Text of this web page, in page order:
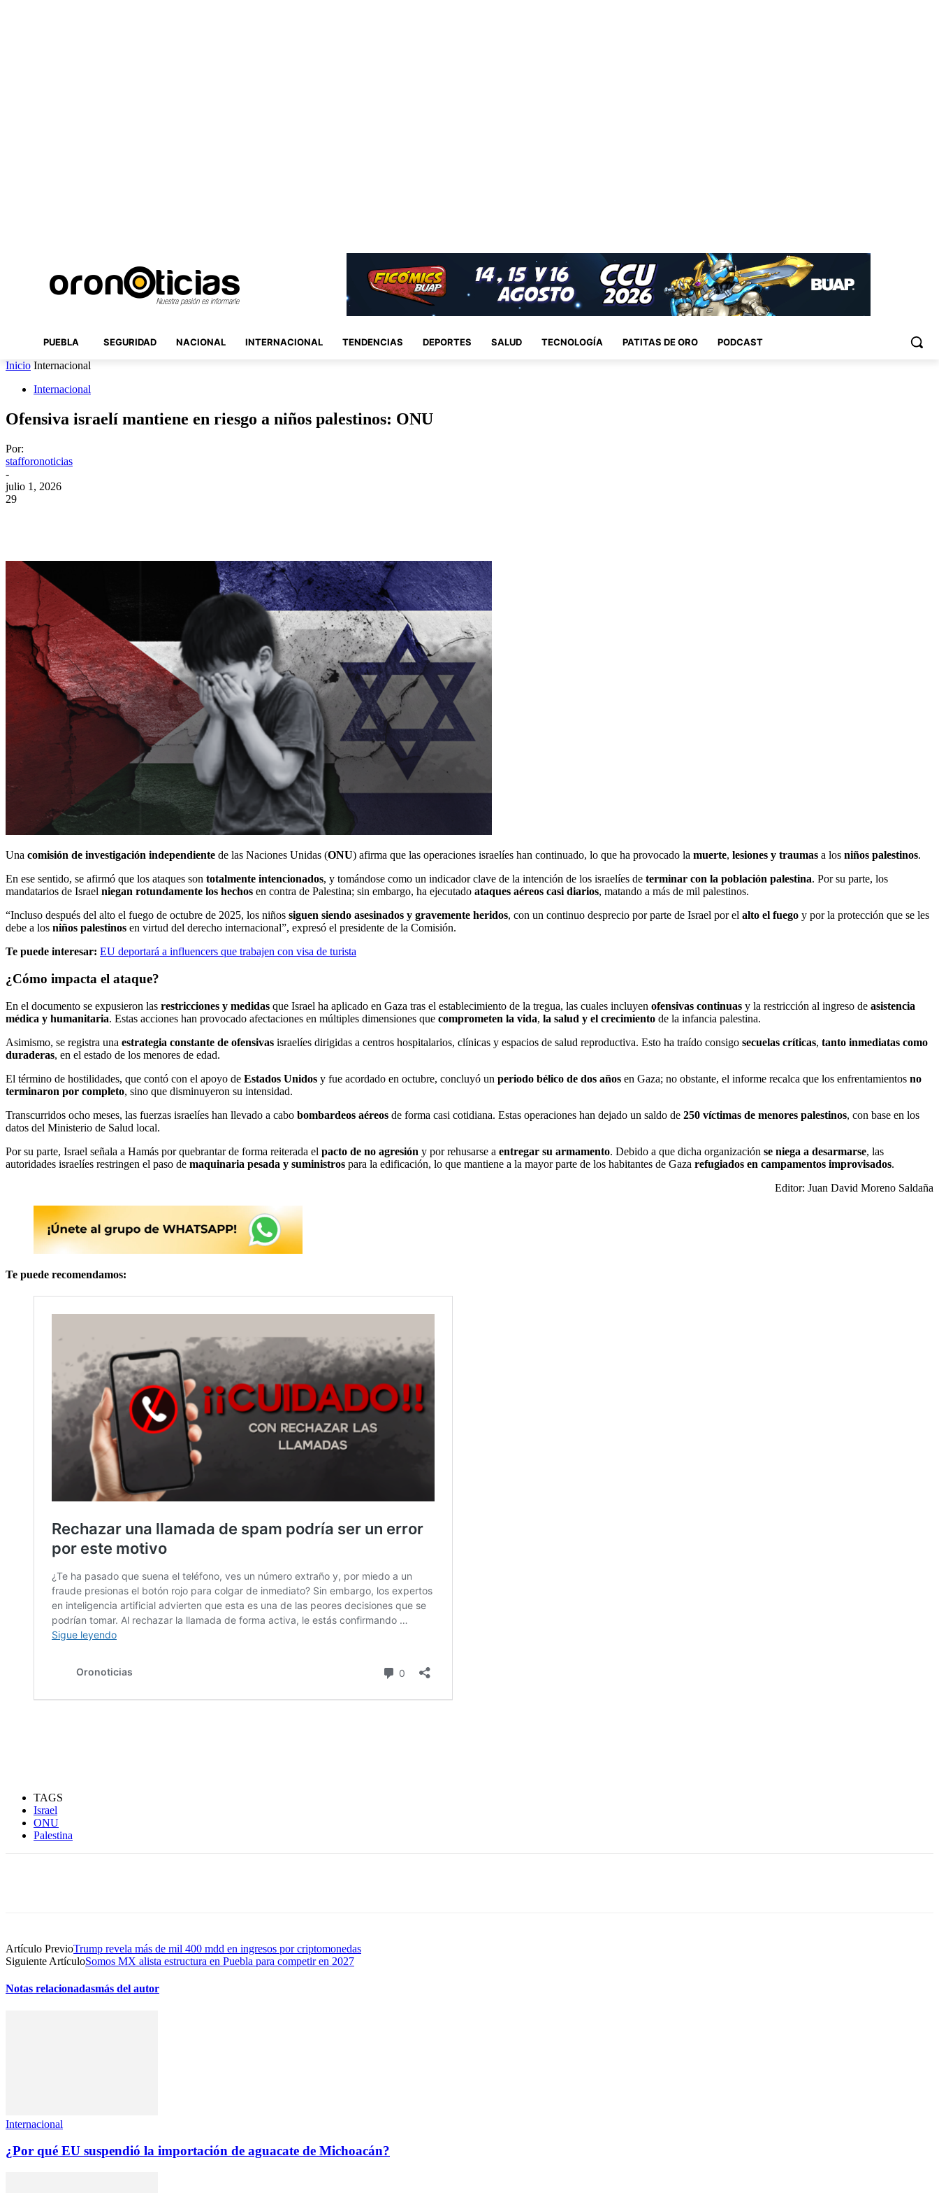
PUEBLA SEGURIDAD NACIONAL INTERNACIONAL TENDENCIAS DEPORTES SALUD TECNOLOGÍA PATITAS DE ORO PODCAST
Inicio Internacional
Internacional
Ofensiva israelí mantiene en riesgo a niños palestinos: ONU
Por:
stafforonoticias
-
julio 1, 2026
29
Una comisión de investigación independiente de las Naciones Unidas (ONU) afirma que las operaciones israelíes han continuado, lo que ha provocado la muerte, lesiones y traumas a los niños palestinos.
En ese sentido, se afirmó que los ataques son totalmente intencionados, y tomándose como un indicador clave de la intención de los israelíes de terminar con la población palestina. Por su parte, los
mandatarios de Israel niegan rotundamente los hechos en contra de Palestina; sin embargo, ha ejecutado ataques aéreos casi diarios, matando a más de mil palestinos.
“Incluso después del alto el fuego de octubre de 2025, los niños siguen siendo asesinados y gravemente heridos, con un continuo desprecio por parte de Israel por el alto el fuego y por la protección que se les
debe a los niños palestinos en virtud del derecho internacional”, expresó el presidente de la Comisión.
Te puede interesar: EU deportará a influencers que trabajen con visa de turista
¿Cómo impacta el ataque?
En el documento se expusieron las restricciones y medidas que Israel ha aplicado en Gaza tras el establecimiento de la tregua, las cuales incluyen ofensivas continuas y la restricción al ingreso de asistencia
médica y humanitaria. Estas acciones han provocado afectaciones en múltiples dimensiones que comprometen la vida, la salud y el crecimiento de la infancia palestina.
Asimismo, se registra una estrategia constante de ofensivas israelíes dirigidas a centros hospitalarios, clínicas y espacios de salud reproductiva. Esto ha traído consigo secuelas críticas, tanto inmediatas como
duraderas, en el estado de los menores de edad.
El término de hostilidades, que contó con el apoyo de Estados Unidos y fue acordado en octubre, concluyó un periodo bélico de dos años en Gaza; no obstante, el informe recalca que los enfrentamientos no
terminaron por completo, sino que disminuyeron su intensidad.
Transcurridos ocho meses, las fuerzas israelíes han llevado a cabo bombardeos aéreos de forma casi cotidiana. Estas operaciones han dejado un saldo de 250 víctimas de menores palestinos, con base en los
datos del Ministerio de Salud local.
Por su parte, Israel señala a Hamás por quebrantar de forma reiterada el pacto de no agresión y por rehusarse a entregar su armamento. Debido a que dicha organización se niega a desarmarse, las
autoridades israelíes restringen el paso de maquinaria pesada y suministros para la edificación, lo que mantiene a la mayor parte de los habitantes de Gaza refugiados en campamentos improvisados.
Editor: Juan David Moreno Saldaña
Te puede recomendamos:
TAGS
Israel
ONU
Palestina
Artículo PrevioTrump revela más de mil 400 mdd en ingresos por criptomonedas
Siguiente ArtículoSomos MX alista estructura en Puebla para competir en 2027
Notas relacionadasmás del autor
Internacional
¿Por qué EU suspendió la importación de aguacate de Michoacán?